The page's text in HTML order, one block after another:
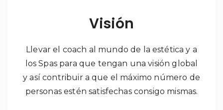
Visión
Llevar el coach al mundo de la estética y a
los Spas para que tengan una visión global
y así contribuir a que el máximo número de
personas estén satisfechas consigo mismas.